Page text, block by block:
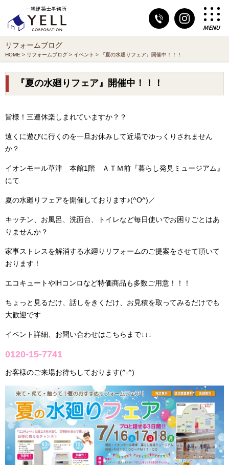
一級建築士事務所
MENU
リフォームブログ
HOME > リフォームブログ > イベント > 『夏の水廻りフェア』開催中！！！
『夏の水廻りフェア』開催中！！！
皆様！三連休楽しまれていますか？？
遠くに遊びに行くのを一旦お休みして近場でゆっくりされません
か？
イオンモール草津 本館1階 ＡＴＭ前『暮らし発見ミュージアム』
にて
夏の水廻りフェアを開催しております♪(^O^)／
キッチン、お風呂、洗面台、トイレなど毎日使いでお困りごとはあ
りませんか？
家事ストレスを解消する水廻りリフォームのご提案をさせて頂いて
おります！
エコキュートやlHコンロなど特価商品も多数ご用意！！！
ちょっと見るだけ、話しをきくだけ、お見積を取ってみるだけでも
大歓迎です
イベント詳細、お問い合わせはこちらまで↓↓↓
0120-15-7741
お客様のご来場お待ちしております(^-^)